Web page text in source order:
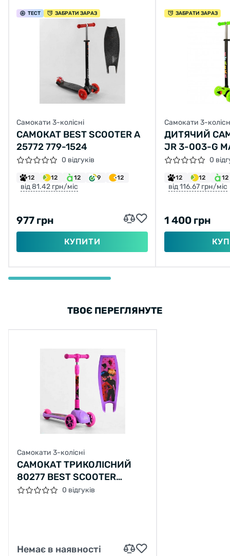
ТЕСТ ЗАБРАТИ ЗАРАЗ
Самокати 3-колісні
САМОКАТ BEST SCOOTER A
25772 779-1524
0 відгуків
12 12 12 9 12
від 81.42 грн/міс
977 грн
КУПИТИ
ЗАБРАТИ ЗАРАЗ
Самокати 3-
ДИТЯЧИЙ
JR 3-003-G
ЩО
0
12 12 12
від 116.67 грн/міс
1 400 грн
ТВОЄ ПЕРЕГЛЯНУТЕ
Самокати 3-колісні
САМОКАТ ТРИКОЛІСНИЙ
80277 BEST SCOOTER
СВІТЛО КОЛІС ТА ДИСКІВ,
0 відгуків
Немає в наявності